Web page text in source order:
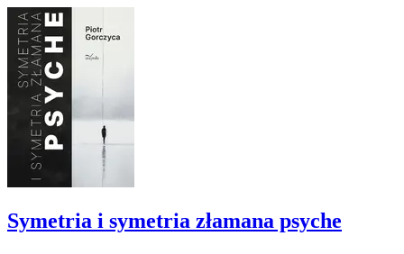
Symetria i symetria złamana psyche